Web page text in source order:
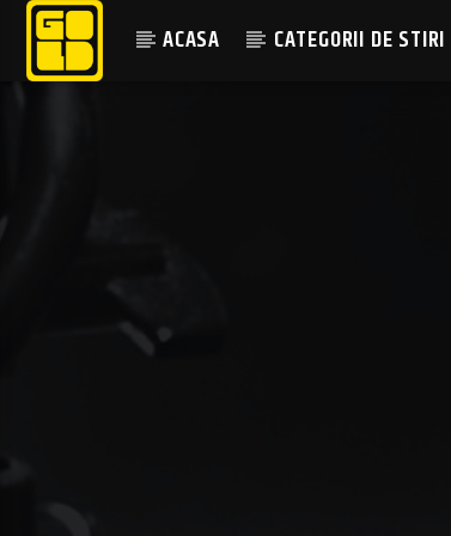
ACASA CATEGORII DE STIRI